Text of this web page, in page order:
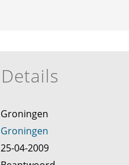
Details
Groningen
Groningen
25-04-2009